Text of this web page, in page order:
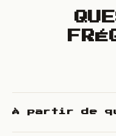
À partir de